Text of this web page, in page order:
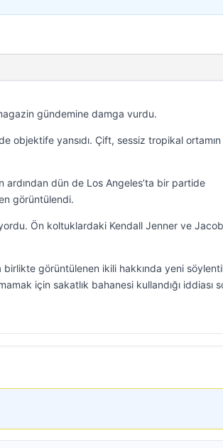
gündemine damga vurdu.
objektife yansıdı. Çift, sessiz tropikal ortamın
dün de Los Angeles’ta bir partide
görüntülendi.
Ön koltuklardaki Kendall Jenner ve Jacob
görüntülenen ikili hakkında yeni
için sakatlık bahanesi kullandığı iddiası